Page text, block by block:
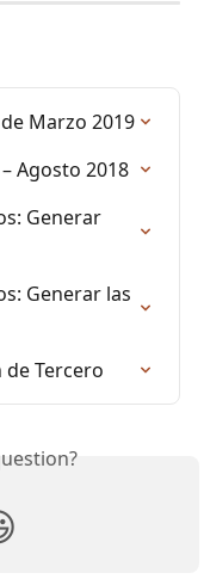
Marzo 2019
Agosto 2018
Generar
Generar las
Tercero